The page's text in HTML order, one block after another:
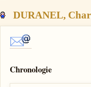
DURANEL,
Chronologie